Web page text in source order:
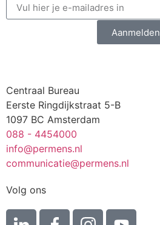
Aanmelden
Centraal Bureau
Eerste Ringdijkstraat 5-B
1097 BC Amsterdam
088 - 4454000
info@permens.nl
communicatie@permens.nl
Volg ons